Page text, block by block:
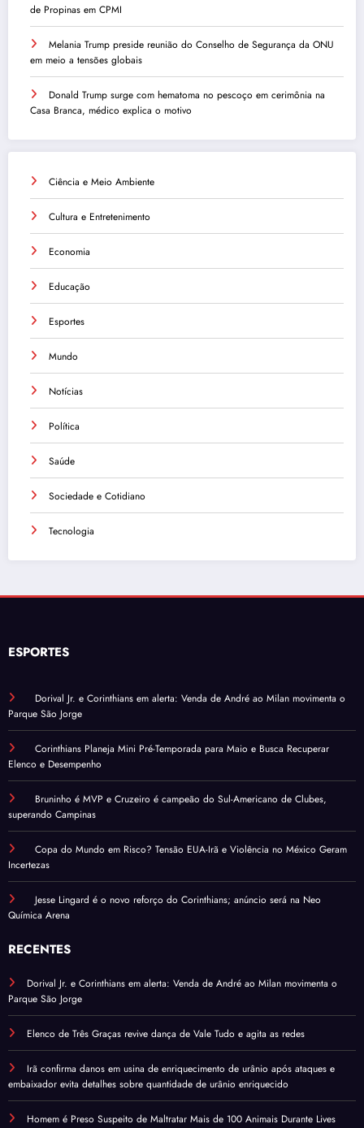
de Propinas em CPMI
Melania Trump preside reunião do Conselho de Segurança da ONU
em meio a tensões globais
Donald Trump surge com hematoma no pescoço em cerimônia na
Casa Branca, médico explica o motivo
Ciência e Meio Ambiente
Cultura e Entretenimento
Economia
Educação
Esportes
Mundo
Notícias
Política
Saúde
Sociedade e Cotidiano
Tecnologia
ESPORTES
Dorival Jr. e Corinthians em alerta: Venda de André ao Milan movimenta o
Parque São Jorge
Corinthians Planeja Mini Pré-Temporada para Maio e Busca Recuperar
Elenco e Desempenho
Bruninho é MVP e Cruzeiro é campeão do Sul-Americano de Clubes,
superando Campinas
Copa do Mundo em Risco? Tensão EUA-Irã e Violência no México Geram
Incertezas
Jesse Lingard é o novo reforço do Corinthians; anúncio será na Neo
Química Arena
RECENTES
Dorival Jr. e Corinthians em alerta: Venda de André ao Milan movimenta o
Parque São Jorge
Elenco de Três Graças revive dança de Vale Tudo e agita as redes
Irã confirma danos em usina de enriquecimento de urânio após ataques e
embaixador evita detalhes sobre quantidade de urânio enriquecido
Homem é Preso Suspeito de Maltratar Mais de 100 Animais Durante Lives